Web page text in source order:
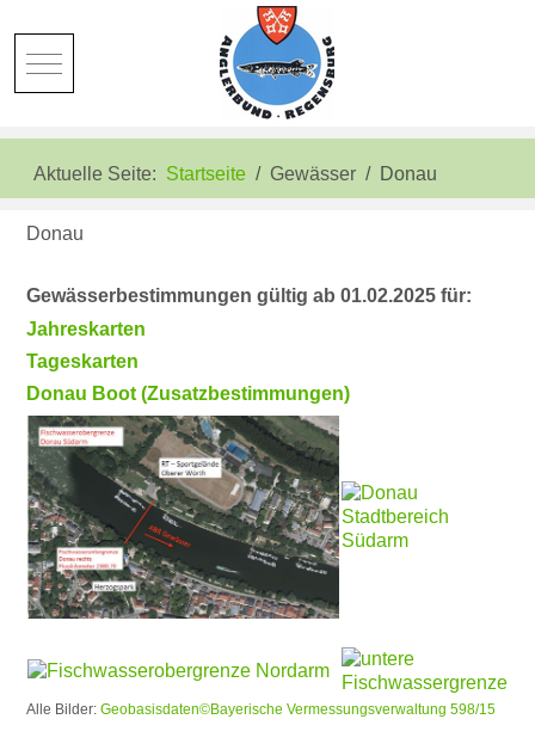
Mobile Menu Toggle
Aktuelle Seite: Startseite Gewässer Donau
Donau
Gewässerbestimmungen gültig ab 01.02.2025 für:
Jahreskarten
Tageskarten
Donau Boot (Zusatzbestimmungen)
Alle Bilder: Geobasisdaten©Bayerische Vermessungsverwaltung 598/15